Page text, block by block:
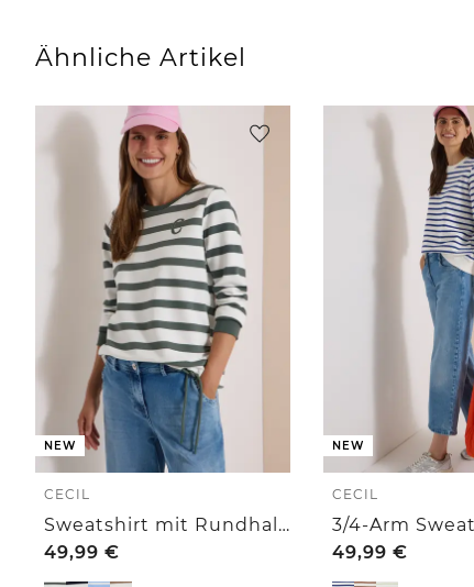
Ähnliche Artikel
NEW
CECIL
Sweatshirt mit Rundhals und Tunnelzug
49,99 €
NEW
CECIL
49,99 €